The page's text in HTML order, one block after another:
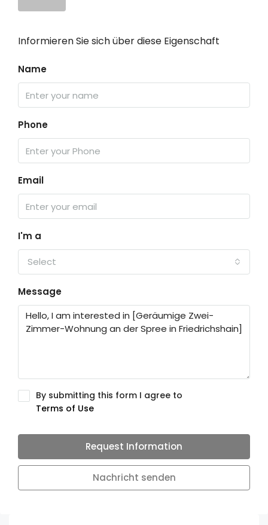
Informieren Sie sich über diese Eigenschaft
Name
Phone
Email
I'm a
Select
Message
By submitting this form I agree to
Terms of Use
Request Information
Nachricht senden